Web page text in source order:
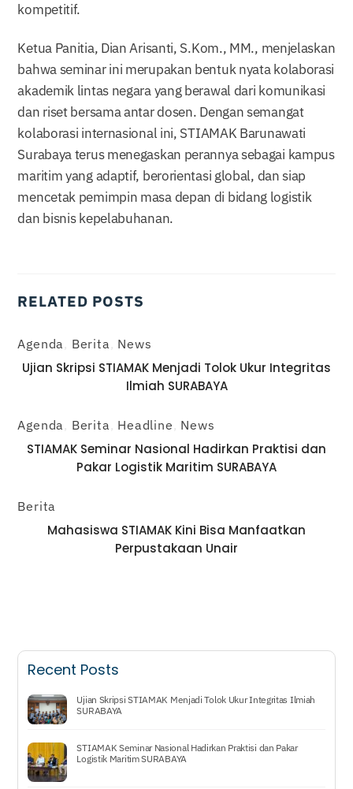
kompetitif.
Ketua Panitia, Dian Arisanti, S.Kom., MM., menjelaskan
bahwa seminar ini merupakan bentuk nyata kolaborasi
akademik lintas negara yang berawal dari komunikasi
dan riset bersama antar dosen. Dengan semangat
kolaborasi internasional ini, STIAMAK Barunawati
Surabaya terus menegaskan perannya sebagai kampus
maritim yang adaptif, berorientasi global, dan siap
mencetak pemimpin masa depan di bidang logistik
dan bisnis kepelabuhanan.
RELATED POSTS
Agenda , Berita , News
Ujian Skripsi STIAMAK Menjadi Tolok Ukur Integritas
Ilmiah SURABAYA
Agenda , Berita , Headline , News
STIAMAK Seminar Nasional Hadirkan Praktisi dan
Pakar Logistik Maritim SURABAYA
Berita
Mahasiswa STIAMAK Kini Bisa Manfaatkan
Perpustakaan Unair
Recent Posts
Ujian Skripsi STIAMAK Menjadi Tolok Ukur Integritas Ilmiah
SURABAYA
STIAMAK Seminar Nasional Hadirkan Praktisi dan Pakar
Logistik Maritim SURABAYA